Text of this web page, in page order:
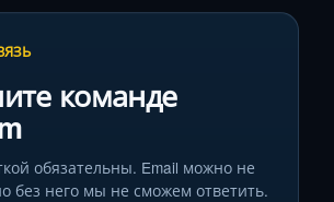
команде
обязательны. Email можно не
без него мы не сможем ответить.